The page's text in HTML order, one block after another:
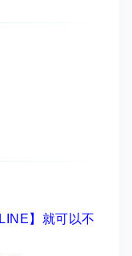
】 就可以不